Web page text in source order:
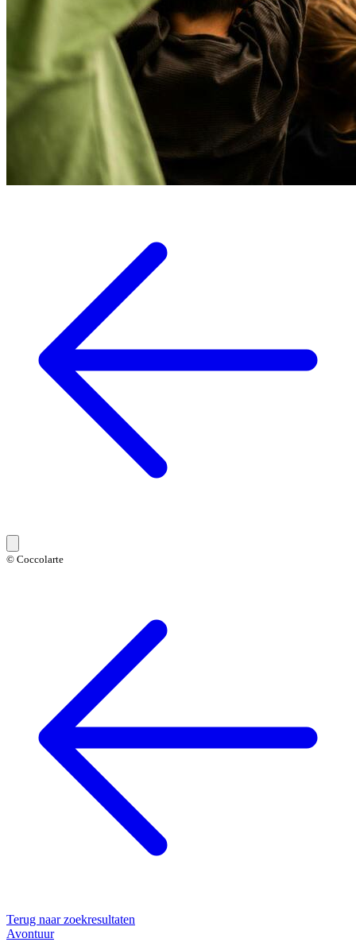
© Coccolarte
Terug naar zoekresultaten
Avontuur